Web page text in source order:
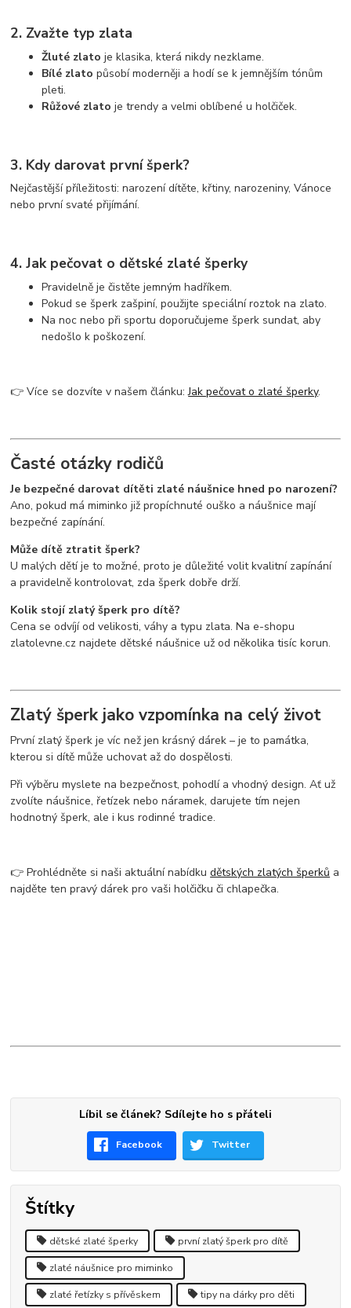
2. Zvažte typ zlata
Žluté zlato je klasika, která nikdy nezklame.
Bílé zlato působí moderněji a hodí se k jemnějším tónům
pleti.
Růžové zlato je trendy a velmi oblíbené u holčiček.
3. Kdy darovat první šperk?
Nejčastější příležitosti: narození dítěte, křtiny, narozeniny, Vánoce
nebo první svaté přijímání.
4. Jak pečovat o dětské zlaté šperky
Pravidelně je čistěte jemným hadříkem.
Pokud se šperk zašpiní, použijte speciální roztok na zlato.
Na noc nebo při sportu doporučujeme šperk sundat, aby
nedošlo k poškození.
👉 Více se dozvíte v našem článku:Jak pečovat o zlaté šperky.
Časté otázky rodičů
Je bezpečné darovat dítěti zlaté náušnice hned po narození?
Ano, pokud má miminko již propíchnuté ouško a náušnice mají
bezpečné zapínání.
Může dítě ztratit šperk?
U malých dětí je to možné, proto je důležité volit kvalitní zapínání
a pravidelně kontrolovat, zda šperk dobře drží.
Kolik stojí zlatý šperk pro dítě?
Cena se odvíjí od velikosti, váhy a typu zlata. Na e-shopu
zlatolevne.cz najdete dětské náušnice už od několika tisíc korun.
Zlatý šperk jako vzpomínka na celý život
První zlatý šperk je víc než jen krásný dárek – je to památka,
kterou si dítě může uchovat až do dospělosti.
Při výběru myslete na bezpečnost, pohodlí a vhodný design. Ať už
zvolíte náušnice, řetízek nebo náramek, darujete tím nejen
hodnotný šperk, ale i kus rodinné tradice.
👉 Prohlédněte si naši aktuální nabídkudětských zlatých šperků a
najděte ten pravý dárek pro vaši holčičku či chlapečka.
Líbil se článek? Sdílejte ho s přáteli
Facebook Twitter
Štítky
dětské zlaté šperky první zlatý šperk pro dítě
zlaté náušnice pro miminko
zlaté řetízky s přívěskem tipy na dárky pro děti